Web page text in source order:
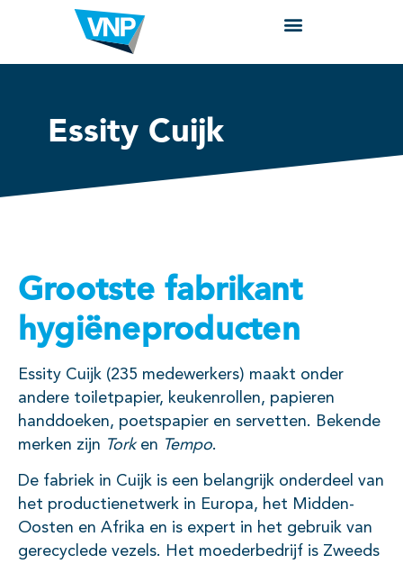
Essity Cuijk
Grootste fabrikant
hygiëneproducten
Essity Cuijk (235 medewerkers) maakt onder
andere toiletpapier, keukenrollen, papieren
handdoeken, poetspapier en servetten. Bekende
merken zijn Tork en Tempo.
De fabriek in Cuijk is een belangrijk onderdeel van
het productienetwerk in Europa, het Midden-
Oosten en Afrika en is expert in het gebruik van
gerecyclede vezels. Het moederbedrijf is Zweeds